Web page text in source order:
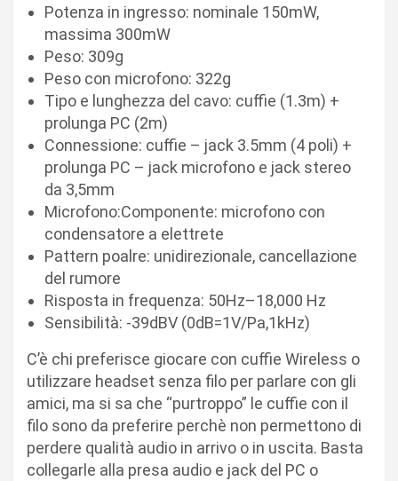
Potenza in ingresso: nominale 150mW,
massima 300mW
Peso: 309g
Peso con microfono: 322g
Tipo e lunghezza del cavo: cuffie (1.3m) +
prolunga PC (2m)
Connessione: cuffie – jack 3.5mm (4 poli) +
prolunga PC – jack microfono e jack stereo
da 3,5mm
Microfono:Componente: microfono con
condensatore a elettrete
Pattern poalre: unidirezionale, cancellazione
del rumore
Risposta in frequenza: 50Hz–18,000 Hz
Sensibilità: -39dBV (0dB=1V/Pa,1kHz)
C’è chi preferisce giocare con cuffie Wireless o
utilizzare headset senza filo per parlare con gli
amici, ma si sa che “purtroppo” le cuffie con il
filo sono da preferire perchè non permettono di
perdere qualità audio in arrivo o in uscita. Basta
collegarle alla presa audio e jack del PC o